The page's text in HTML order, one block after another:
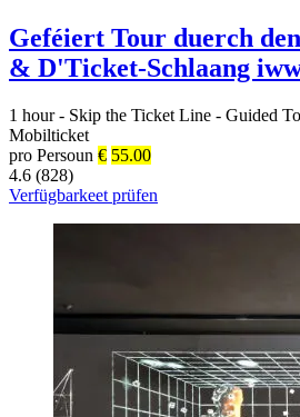
Geféiert Tour duerch
& D'Ticket-Schlaang
1 hour - Skip the Ticket Line - Guided
Mobilticket
pro Persoun € 55.00
4.6 (828)
Verfügbarkeet prüfen